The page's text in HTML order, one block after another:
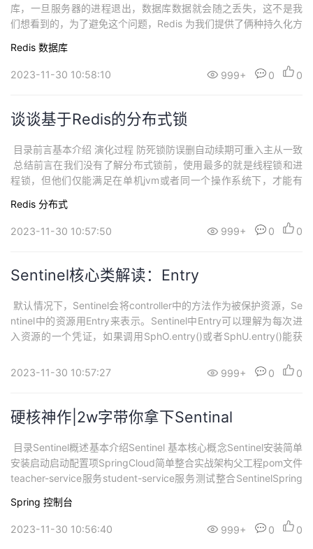
库，一旦服务器的进程退出，数据库数据就会随之丢失，这不是我
们想看到的，为了避免这个问题，Redis 为我们提供了俩种持久化方
是 Redis 的重要特性之一，它能够将内存中的数据保存到本地磁盘
中，实现对数据的持久存储。这样即使在服务器发生故障之后，也
Redis 数据库
2023-11-30 10:58:10 999+ 0 0
谈谈基于Redis的分布式锁
​ 目录前言基本介绍 演化过程 防死锁防误删自动续期可重入主从一致
总结前言在我们没有了解分布式锁前，使用最多的就是线程锁和进
程锁，但他们仅能满足在单机jvm或者同一个操作系统下，才能有
作。分布式锁是一种用于在分布式系统中实现同步和互斥访问的机
制。在分布式系统中，多个节点同时访问共享资源可能会导致数据
Redis 分布式
2023-11-30 10:57:50 999+ 0 0
Sentinel核心类解读：Entry
​ 默认情况下，Sentinel会将controller中的方法作为被保护资源，Se
ntinel中的资源用Entry来表示。Sentinel中Entry可以理解为每次进
入资源的一个凭证，如果调用SphO.entry()或者SphU.entry()能获
xception。Entry是一个抽象的类，在Sentinel中真正创建的...
2023-11-30 10:57:27 999+ 0 0
硬核神作|2w字带你拿下Sentinal
​ 目录Sentinel概述基本介绍Sentinel 基本核心概念Sentinel安装简单
安装启动启动配置项SpringCloud简单整合实战架构父工程pom文件
teacher-service服务student-service服务测试整合SentinelSpring
几种场景解决方案熔断模式隔离模式（仓壁模式 ）限流模式超时处
理总...
Spring 控制台
2023-11-30 10:56:40 999+ 0 0